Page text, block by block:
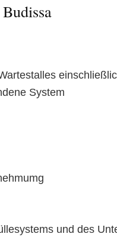
System
und des